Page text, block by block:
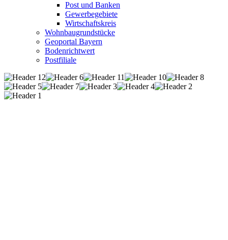
Post und Banken
Gewerbegebiete
Wirtschaftskreis
Wohnbaugrundstücke
Geoportal Bayern
Bodenrichtwert
Postfiliale